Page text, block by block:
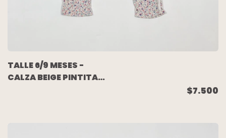
TALLE 6/9 MESES -
CALZA BEIGE PINTITAS
$7.500